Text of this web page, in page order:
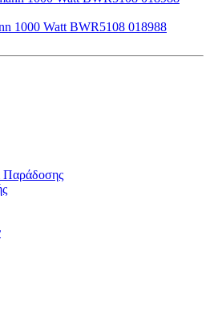
1000 Watt BWR5108 018988
Παράδοσης